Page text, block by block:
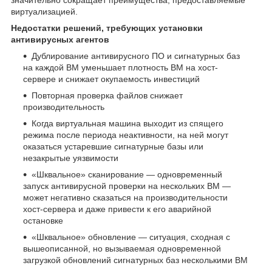
виртуализацией.
Недостатки решений, требующих установки
антивирусных агентов
Дублирование антивирусного ПО и сигнатурных баз
на каждой ВМ уменьшает плотность ВМ на хост-
сервере и снижает окупаемость инвестиций
Повторная проверка файлов снижает
производительность
Когда виртуальная машина выходит из спящего
режима после периода неактивности, на ней могут
оказаться устаревшие сигнатурные базы или
незакрытые уязвимости
«Шквальное» сканирование — одновременный
запуск антивирусной проверки на нескольких ВМ —
может негативно сказаться на производительности
хост-сервера и даже привести к его аварийной
остановке
«Шквальное» обновление — ситуация, сходная с
вышеописанной, но вызываемая одновременной
загрузкой обновлений сигнатурных баз несколькими ВМ